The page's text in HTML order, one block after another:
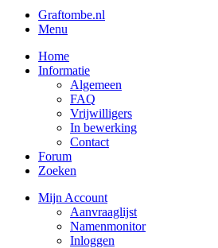
Graftombe.nl
Menu
Home
Informatie
Algemeen
FAQ
Vrijwilligers
In bewerking
Contact
Forum
Zoeken
Mijn Account
Aanvraaglijst
Namenmonitor
Inloggen